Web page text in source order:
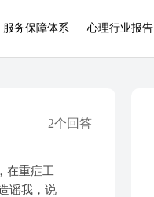
服务保障体系 心理行业报告
2个回答
在重症工
谣我，说